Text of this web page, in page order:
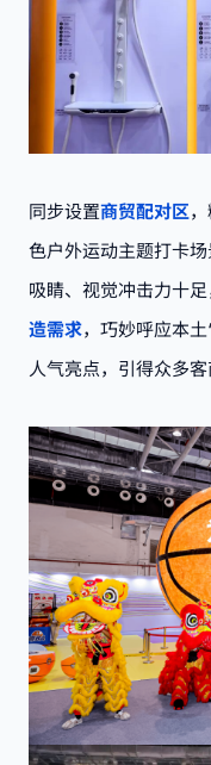
同步设置商贸配对区
色户外运动主题打卡
吸睛、视觉冲击力十
造需求，巧妙呼应本
人气亮点，引得众多客